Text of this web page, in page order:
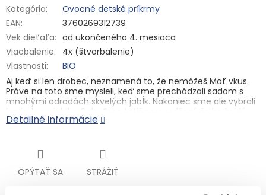
Kategória:
Ovocné detské príkrmy
EAN:
3760269312739
Vek dieťaťa: od ukončeného 4. mesiaca
Viacbalenie:
4x (štvorbalenie)
Vlastnosti:
BIO
Aj keď si len drobec, neznamená to, že nemôžeš Mať vkus.
Práve na toto sme mysleli, keď sme prechádzali sadom s
mnohými odrodách skvelých jabĺk. Nakoniec sme ale vybrali
len jedno - jablko Gala. Sme totiž presvedčení, že ho budú
prťata milovať!
osobitnú výživu dojčiat a malých detí. Pasterizované.
Tepelne upravené. Bezgluténové.
Toto balenie obsahuje Good Gout BIO Jablko (4x85 g)
Detailné informácie
OPÝTAŤ SA STRÁŽIŤ